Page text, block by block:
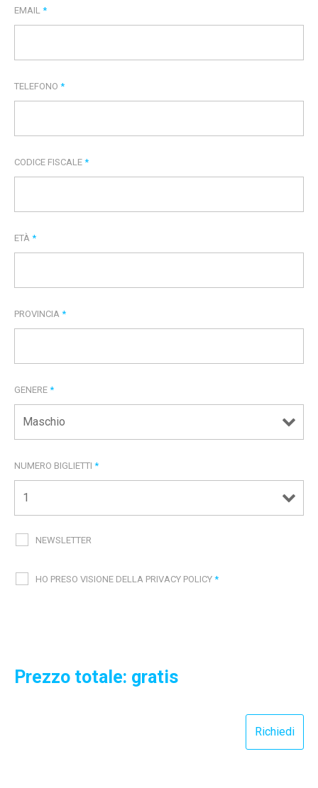
EMAIL *
TELEFONO *
CODICE FISCALE *
ETÀ *
PROVINCIA *
GENERE *
NUMERO BIGLIETTI *
NEWSLETTER
HO PRESO VISIONE DELLA PRIVACY POLICY *
Prezzo totale: gratis